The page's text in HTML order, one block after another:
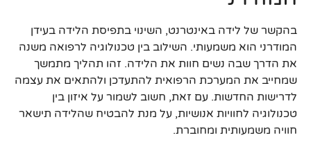
בהקשר של לידה באינטרנט, השינוי בתפיסת הלידה בעידן
המודרני הוא משמעותי. השילוב בין טכנולוגיה לרפואה משנה
את הדרך שבה נשים חוות את הלידה. זהו תהליך מתמשך
שמחייב את המערכת הרפואית להתעדכן ולהתאים את עצמה
לדרישות החדשות. עם זאת, חשוב לשמור על איזון בין
טכנולוגיה לחוויות אנושיות, על מנת להבטיח שהלידה תישאר
חוויה משמעותית ומחוברת.